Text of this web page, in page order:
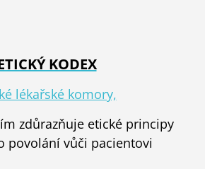
KODEX
lékařské komory,
zdůrazňuje etické principy
povolání vůči pacientovi